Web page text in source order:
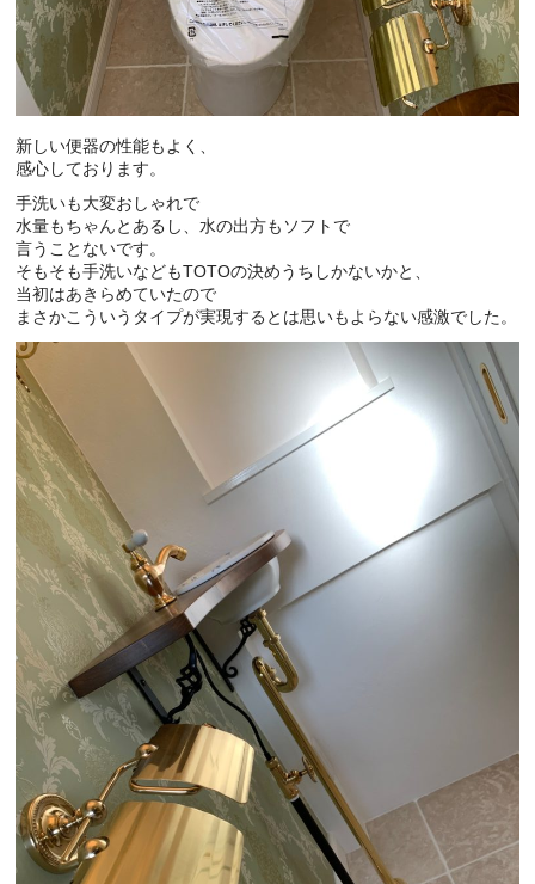
新しい便器の性能もよく、
感心しております。
手洗いも大変おしゃれで
水量もちゃんとあるし、水の出方もソフトで
言うことないです。
そもそも手洗いなどもTOTOの決めうちしかないかと、
当初はあきらめていたので
まさかこういうタイプが実現するとは思いもよらない感激でした。